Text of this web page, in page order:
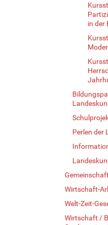
in der
Perlen der
Wirtschaft-
Welt-Zeit-
Wirtschaft /